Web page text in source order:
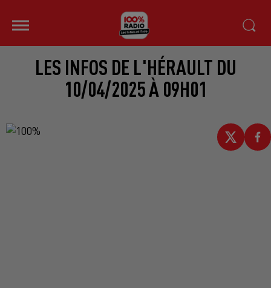
LES INFOS DE L'HÉRAULT DU
10/04/2025 À 09H01